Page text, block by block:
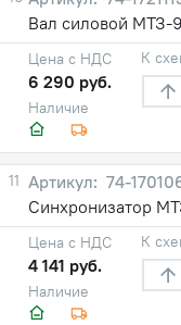
Вал силовой
Наличие
Цена с НДС
6 290 руб.
К
11
74-
Синхронизатор
Наличие
Цена с НДС
4 141 руб.
К